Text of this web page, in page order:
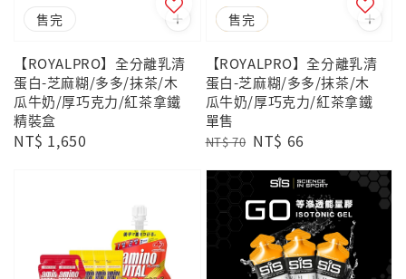
售完
【ROYALPRO】全分離乳清
蛋白-芝麻糊/多多/抹茶/木
瓜牛奶/厚巧克力/紅茶拿鐵
精裝盒
Regular
NT$ 1,650
優惠
售完
【ROYALPRO】全分離乳清
蛋白-芝麻糊/多多/抹茶/木
瓜牛奶/厚巧克力/紅茶拿鐵
單售
Regular
NT$ 70 Sale
NT$ 66